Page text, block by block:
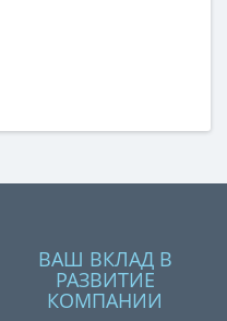
ВАШ ВКЛАД В
РАЗВИТИЕ
КОМПАНИИ